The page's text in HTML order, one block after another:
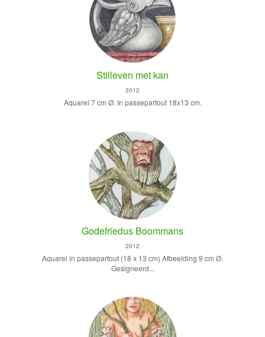
Stilleven met kan
2012
Aquarel 7 cm Ø. In passepartout 18x13 cm.
Godefriedus Boommans
2012
Aquarel in passepartout (18 x 13 cm) Afbeelding 9 cm Ø.
Gesigneerd...